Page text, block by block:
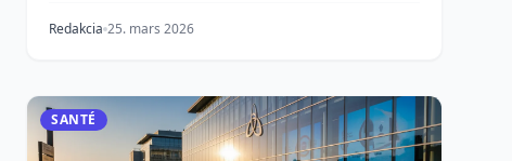
Redakcia 25. mars 2026
SANTÉ